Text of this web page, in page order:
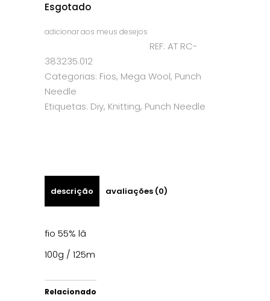
Esgotado
adicionar aos meus desejos
REF: AT RC-
383235.012
Categorias: Fios, Mega Wool, Punch
Needle
Etiquetas: Diy, Knitting, Punch Needle
descrição avaliações (0)
fio 55% lã
100g / 125m
Relacionado